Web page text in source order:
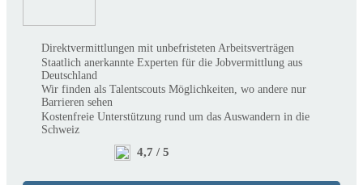
Direktvermittlungen mit unbefristeten Arbeitsverträgen
Staatlich anerkannte Experten für die Jobvermittlung aus
Deutschland
Wir finden als Talentscouts Möglichkeiten, wo andere nur
Barrieren sehen
Kostenfreie Unterstützung rund um das Auswandern in die
Schweiz
4,7 / 5